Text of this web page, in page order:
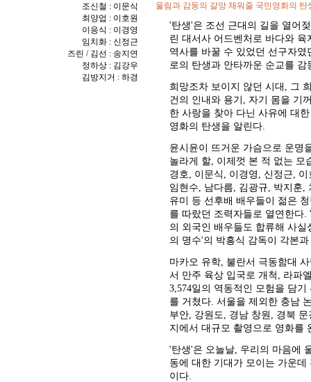
조신철 : 이문식
최양업 : 이호원
이응식 : 이경영
임치화 : 신정근
즈린 / 김선 : 송지연
정하상 : 김강우
김방지거 : 하경
울림과 감동의 갈망 채워줄 국민영화의 탄
'탄생'은 조선 근대의 길을 열어
린 대서사 어드벤처로 바다와
역사를 바꿀 수 있었던 선구자
로의 탄생과 안타까운 순교를 감
희망조차 보이지 않던 시대, 그
건의 인내와 용기, 자기 몸을 기
한 사랑을 찾아 다닌 사유에 대
영화의 탄생을 알린다.
윤시윤이 뜨거운 가슴으로 운명
놀라게 할, 이제껏 본 적 없는 모
경호, 이문식, 이경영, 신정근,
임현수, 남다름, 김광규, 박지훈,
유미 등 선후배 배우들이 젊은
를 따랐던 조력자들로 열연한다
의 외국인 배우들도 합류해 사
의 명수'의 박흥식 감독이 각본
마카오 유학, 불란서 극동함대
서 만주 육상 입국로 개척, 라파
3,574일의 역동적인 모험을 담
를 거쳤다. 서울을 제외한 충남
부안, 강원도, 경남 창원, 경북
지에서 대규모 촬영으로 영화를
'탄생'은 오늘날, 우리의 마음에
동에 대한 기대가 모이는 가운
이다.